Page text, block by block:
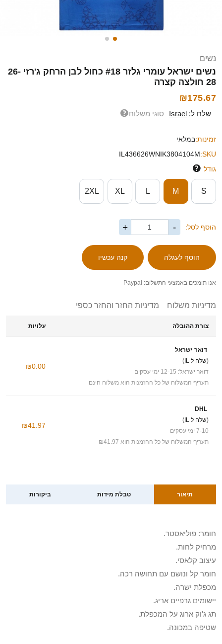
נשים
נשים ישראל עומרי גלזר #18 כחול לבן הרחק ג'רזי 26-
28 חולצה קצרה
₪175.67
שלח ל: Israel סוגי משלוח
זמינות:במלאי
SKU:
IL436626WNIK3804104M
גודל
S
M
L
XL
2XL
הוסף לסל: -
+
אנו תומכים באמצעי התשלום: Paypal
מדיניות משלוח מדיניות החזר והחזר כספי
צורת ההובלה עלויות
דואר ישראל
(שלח ל IL)
דואר ישראל: 12-15 ימי עסקים
תעריף המשלוח של כל ההזמנות הוא משלוח חינם
₪0.00
DHL
(שלח ל IL)
7-10 ימי עסקים
תעריף המשלוח של כל ההזמנות הוא ₪41.97
₪41.97
תיאור טבלת מידות ביקורות
חומר: פוליאסטר.
מרחיק לחות.
עיצוב קלאסי.
חומר קל ונושם עם תחושה רכה.
מכפלת ישרה.
יישומים גרפיים אריג.
תג ג'וק ארוג על המכפלת.
שטיפה במכונה.